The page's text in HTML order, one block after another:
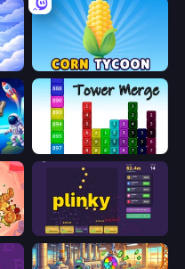
Corn Tycoon
Tower Merge
Plinky